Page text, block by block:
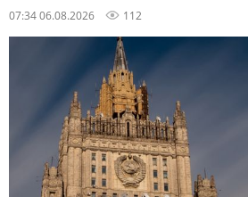
07:34 06.08.2026 112